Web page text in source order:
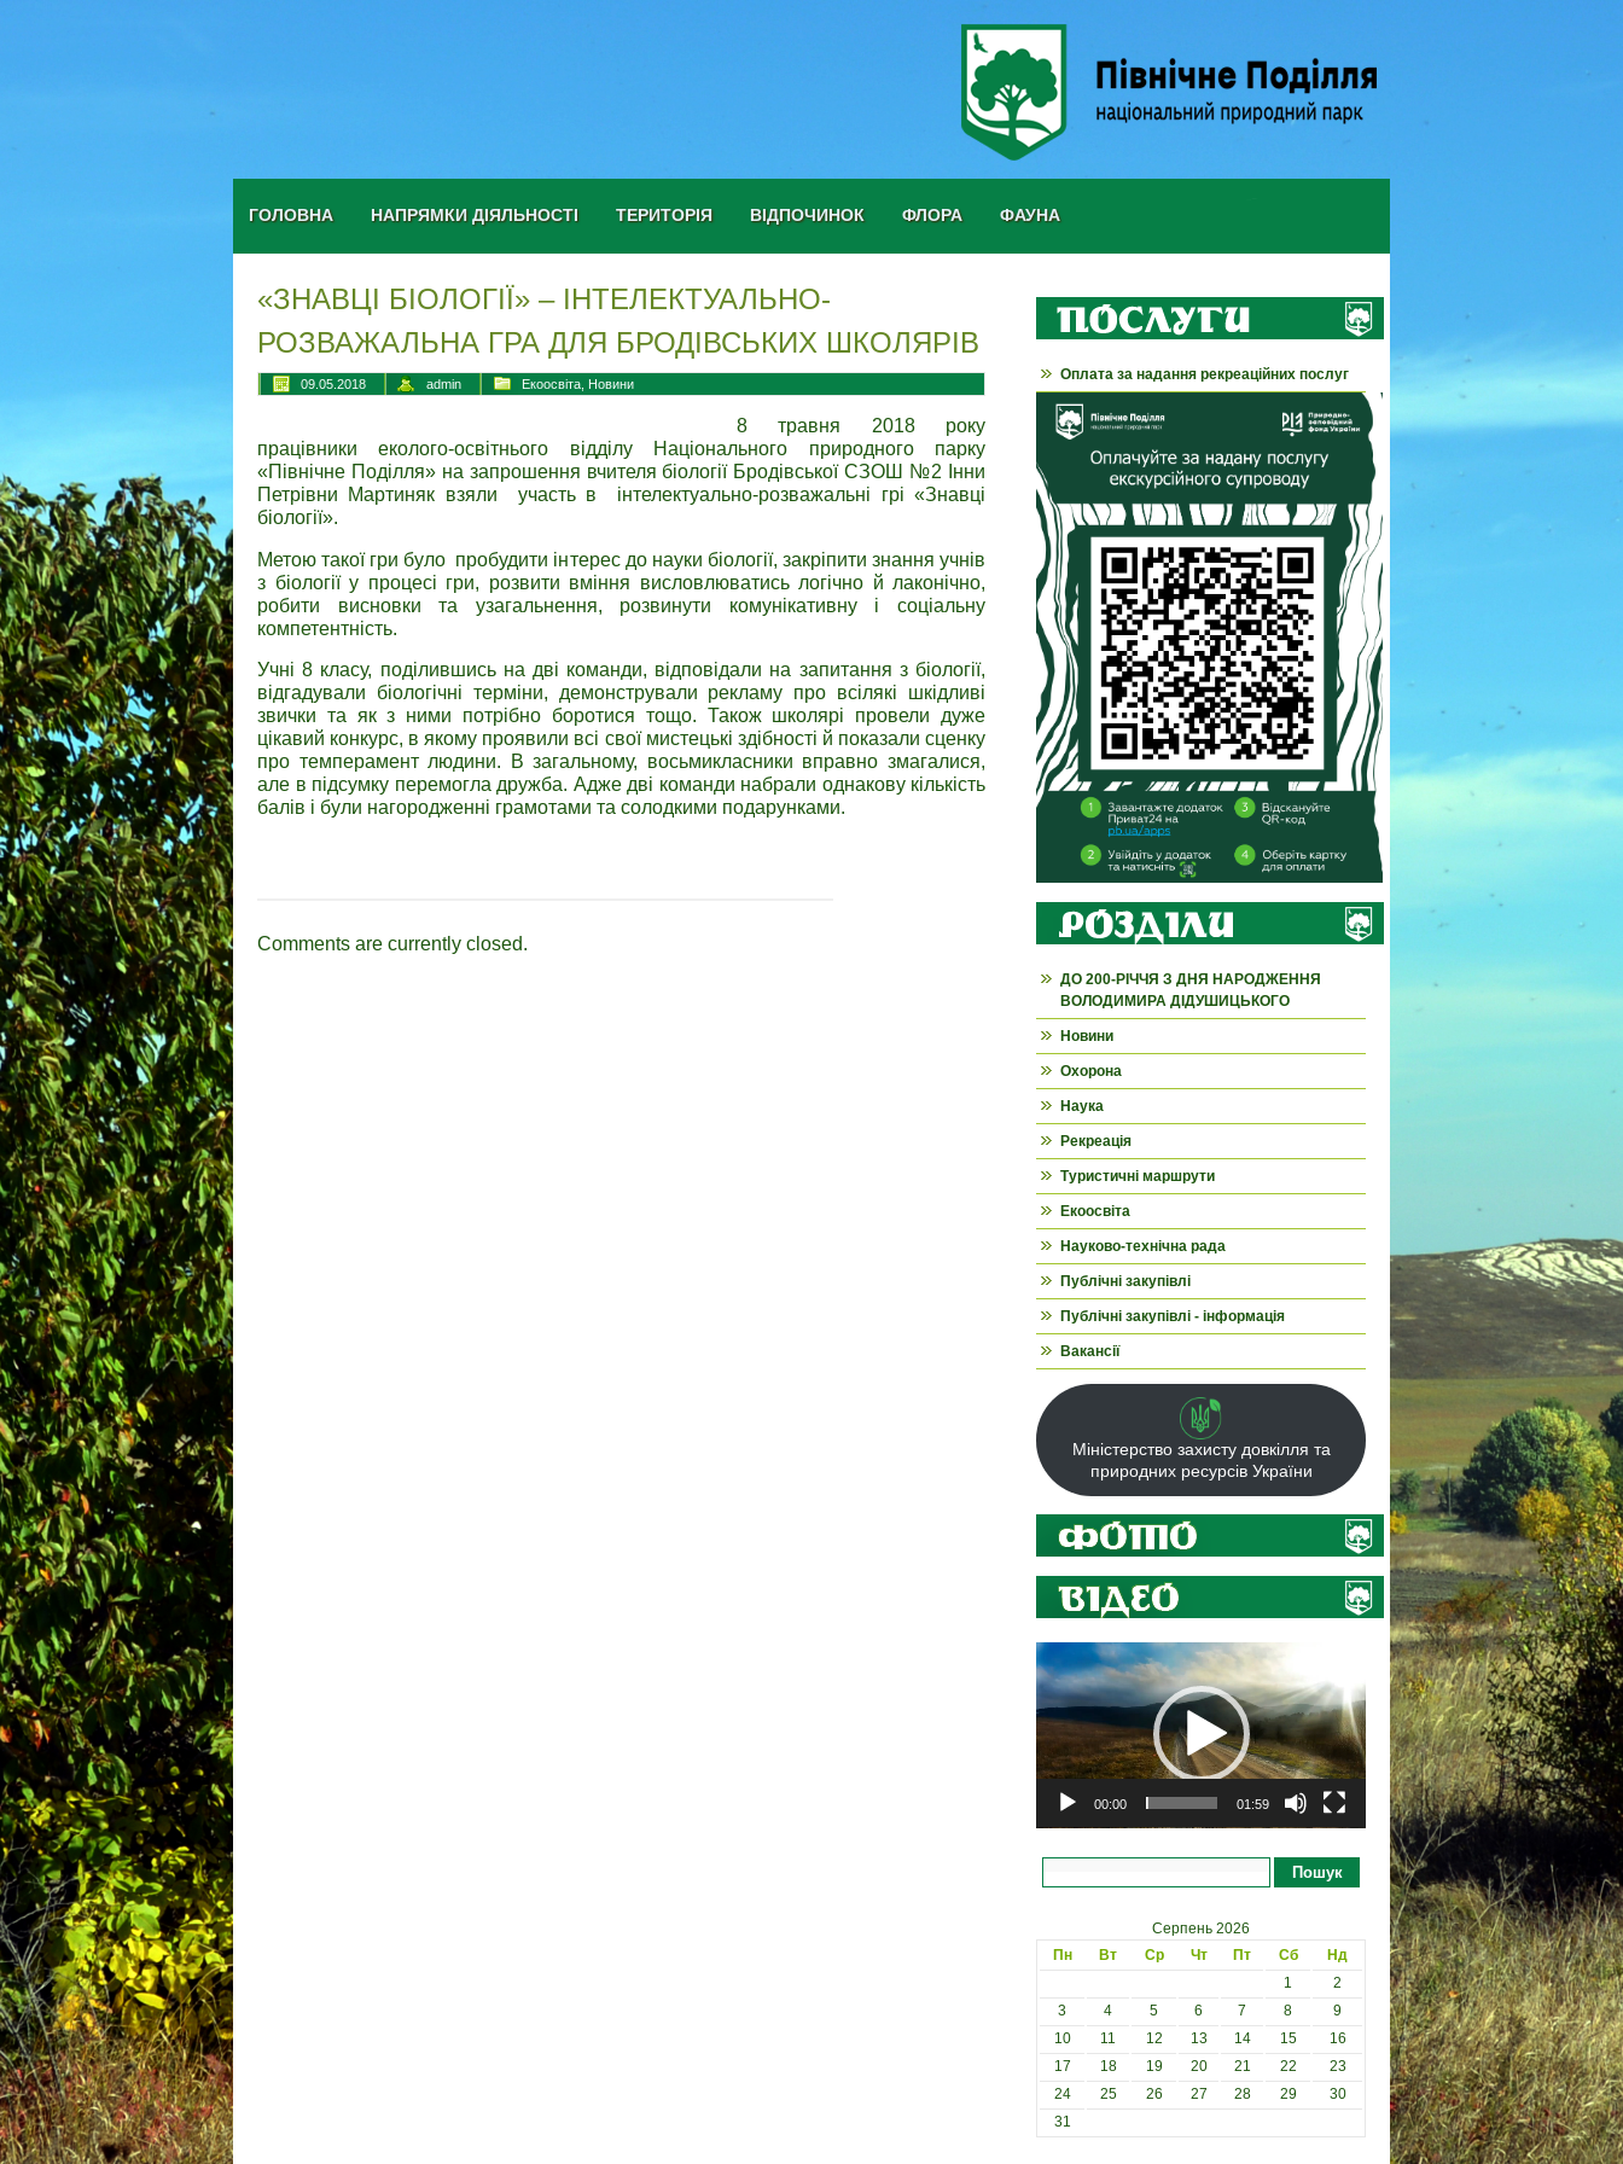
ГОЛОВНА НАПРЯМКИ ДІЯЛЬНОСТІ ТЕРИТОРІЯ ВІДПОЧИНОК ФЛОРА ФАУНА
«ЗНАВЦІ БІОЛОГІЇ» – ІНТЕЛЕКТУАЛЬНО-
РОЗВАЖАЛЬНА ГРА ДЛЯ БРОДІВСЬКИХ ШКОЛЯРІВ
09.05.2018 admin Екоосвіта Новини
8 травня 2018 року
працівники еколого-освітнього відділу Національного природного парку
«Північне Поділля» на запрошення вчителя біології Бродівської СЗОШ №2 Інни
Петрівни Мартиняк взяли участь в інтелектуально-розважальні грі «Знавці
біології».
Метою такої гри було пробудити інтерес до науки біології, закріпити знання учнів
з біології у процесі гри, розвити вміння висловлюватись логічно й лаконічно,
робити висновки та узагальнення, розвинути комунікативну і соціальну
компетентність.
Учні 8 класу, поділившись на дві команди, відповідали на запитання з біології,
відгадували біологічні терміни, демонстрували рекламу про всілякі шкідливі
звички та як з ними потрібно боротися тощо. Також школярі провели дуже
цікавий конкурс, в якому проявили всі свої мистецькі здібності й показали сценку
про темперамент людини. В загальному, восьмикласники вправно змагалися,
але в підсумку перемогла дружба. Адже дві команди набрали однакову кількість
балів і були нагородженні грамотами та солодкими подарунками.
Comments are currently closed.
Оплата за надання рекреаційних послуг
ДО 200-РІЧЧЯ З ДНЯ НАРОДЖЕННЯ
ВОЛОДИМИРА ДІДУШИЦЬКОГО
Новини
Охорона
Наука
Рекреація
Туристичні маршрути
Екоосвіта
Науково-технічна рада
Публічні закупівлі
Публічні закупівлі - інформація
Вакансії
Міністерство захисту довкілля та
природних ресурсів України
Відеопрогравач
00:00 01:59
Пошук
Серпень 2026
Пн
Вт Ср Чт Пт Сб
Нд
1
2
3
4 5 6 7 8
9
10
11 12 13 14 15
16
17
18 19 20 21 22
23
24
25 26 27 28 29
30
31